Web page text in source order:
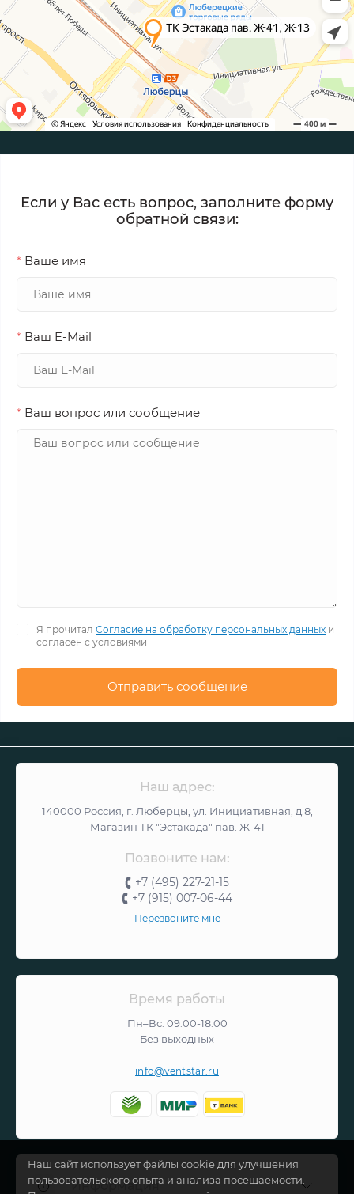
Если у Вас есть вопрос, заполните форму
обратной связи:
* Ваше имя
* Ваш E-Mail
* Ваш вопрос или сообщение
Я прочитал Согласие на обработку персональных данных и
согласен с условиями
Отправить сообщение
Наш адрес:
140000 Россия, г. Люберцы, ул. Инициативная, д.8,
Магазин ТК "Эстакада" пав. Ж-41
Позвоните нам:
+7 (495) 227-21-15
+7 (915) 007-06-44
Перезвоните мне
Время работы
Пн–Вс: 09:00-18:00
Без выходных
info@ventstar.ru
Информация
Наш сайт использует файлы cookie для улучшения
пользовательского опыта и анализа посещаемости.